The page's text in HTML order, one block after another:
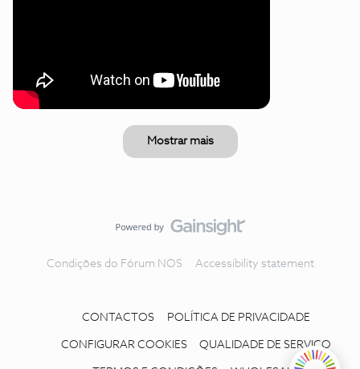
Mostrar mais
Condições do Fórum NOS Accessibility statement
CONTACTOS POLÍTICA DE PRIVACIDADE
CONFIGURAR COOKIES QUALIDADE DE SERVIÇO